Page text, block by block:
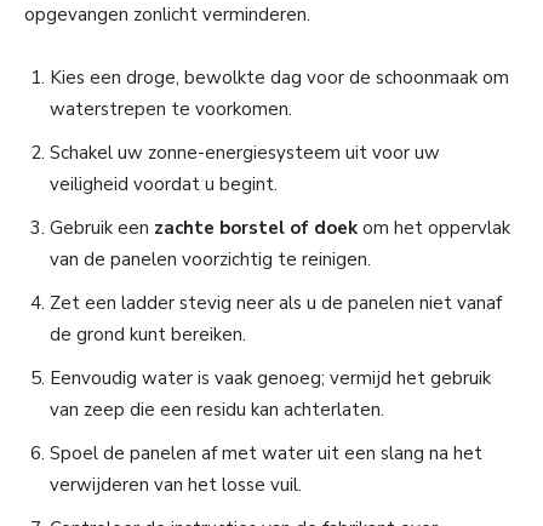
opgevangen zonlicht verminderen.
Kies een droge, bewolkte dag voor de schoonmaak om
waterstrepen te voorkomen.
Schakel uw zonne-energiesysteem uit voor uw
veiligheid voordat u begint.
Gebruik een zachte borstel of doek om het oppervlak
van de panelen voorzichtig te reinigen.
Zet een ladder stevig neer als u de panelen niet vanaf
de grond kunt bereiken.
Eenvoudig water is vaak genoeg; vermijd het gebruik
van zeep die een residu kan achterlaten.
Spoel de panelen af met water uit een slang na het
verwijderen van het losse vuil.